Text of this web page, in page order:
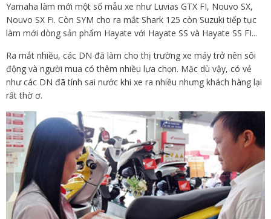
Yamaha làm mới một số mẫu xe như Luvias GTX FI, Nouvo SX,
Nouvo SX Fi. Còn SYM cho ra mắt Shark 125 còn Suzuki tiếp tục
làm mới dòng sản phẩm Hayate với Hayate SS và Hayate SS FI...
Ra mắt nhiều, các DN đã làm cho thị trường xe máy trở nên sôi
động và người mua có thêm nhiều lựa chọn. Mặc dù vậy, có vẻ
như các DN đã tính sai nước khi xe ra nhiều nhưng khách hàng lại
rất thờ ơ.